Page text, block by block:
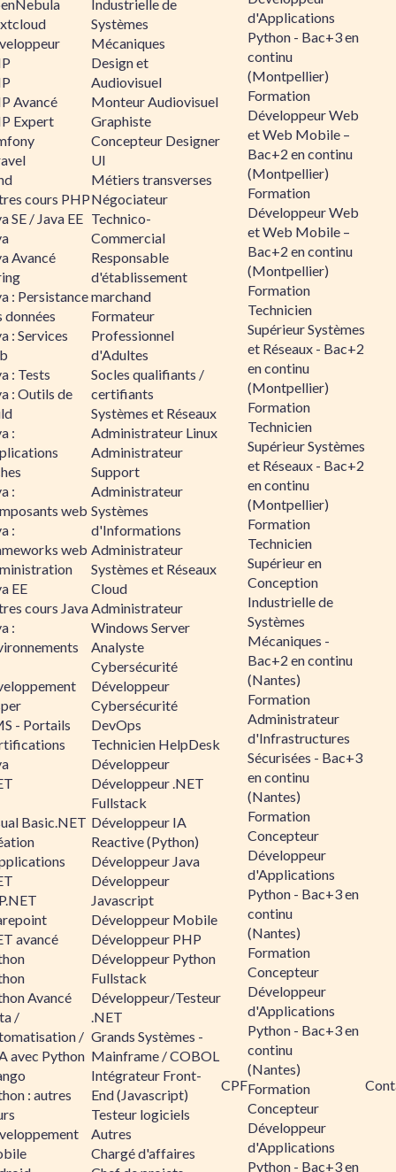
Avancé
Expert
cours PHP
SE / Java EE
Avancé
: Persistance
données
: Services
: Tests
: Outils de
:
:
web
:
web
EE
cours Java
:
- Portails
Basic.NET
avancé
Avancé
/
/
avec Python
: autres
Industrielle de
Systèmes
Mécaniques
Design et
Audiovisuel
Monteur Audiovisuel
Graphiste
Concepteur Designer
UI
Métiers transverses
Négociateur
Technico-
Commercial
Responsable
d'établissement
marchand
Formateur
Professionnel
d'Adultes
Socles qualifiants /
certifiants
Systèmes et Réseaux
Administrateur Linux
Administrateur
Support
Administrateur
Systèmes
d'Informations
Administrateur
Systèmes et Réseaux
Cloud
Administrateur
Windows Server
Analyste
Cybersécurité
Développeur
Cybersécurité
DevOps
Technicien HelpDesk
Développeur
Développeur .NET
Fullstack
Développeur IA
Reactive (Python)
Développeur Java
Développeur
Javascript
Développeur Mobile
Développeur PHP
Développeur Python
Fullstack
Développeur/Testeur
.NET
Grands Systèmes -
Mainframe / COBOL
Intégrateur Front-
End (Javascript)
Testeur logiciels
Autres
Chargé d'affaires
CPF
d'Applications
Python - Bac+3 en
continu
(Montpellier)
Formation
Développeur Web
et Web Mobile –
Bac+2 en continu
(Montpellier)
Formation
Développeur Web
et Web Mobile –
Bac+2 en continu
(Montpellier)
Formation
Technicien
Supérieur Systèmes
et Réseaux - Bac+2
en continu
(Montpellier)
Formation
Technicien
Supérieur Systèmes
et Réseaux - Bac+2
en continu
(Montpellier)
Formation
Technicien
Supérieur en
Conception
Industrielle de
Systèmes
Mécaniques -
Bac+2 en continu
(Nantes)
Formation
Administrateur
d'Infrastructures
Sécurisées - Bac+3
en continu
(Nantes)
Formation
Concepteur
Développeur
d'Applications
Python - Bac+3 en
continu
(Nantes)
Formation
Concepteur
Développeur
d'Applications
Python - Bac+3 en
continu
(Nantes)
Formation
Concepteur
Développeur
d'Applications
Python - Bac+3 en